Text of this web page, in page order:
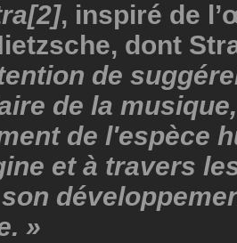
[2], inspiré de
dont
de
de la
de l'espèce
et à travers
»